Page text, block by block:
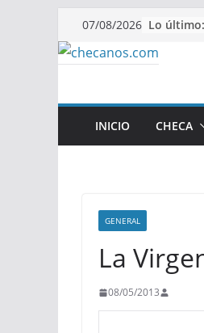
Saltar
al
contenido
07/08/2026 Lo último:
INICIO CHECA
GENERAL
La
08/05/2013